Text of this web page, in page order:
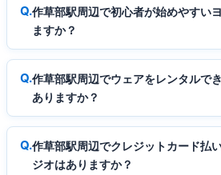
作草部駅周辺で初心者が始めやすい
ますか？
作草部駅周辺でウェアをレンタルで
ありますか？
作草部駅周辺でクレジットカード払
ジオはありますか？